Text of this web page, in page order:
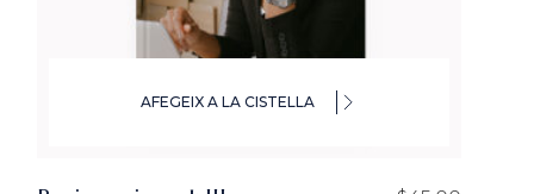
AFEGEIX A LA CISTELLA